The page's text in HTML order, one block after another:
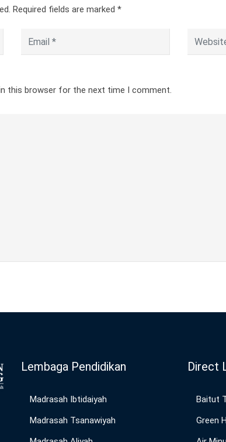
Required fields are marked *
this browser for the next time I comment.
Lembaga Pendidikan
Madrasah Ibtidaiyah
Madrasah Tsanawiyah
Direct
Baitut
Green